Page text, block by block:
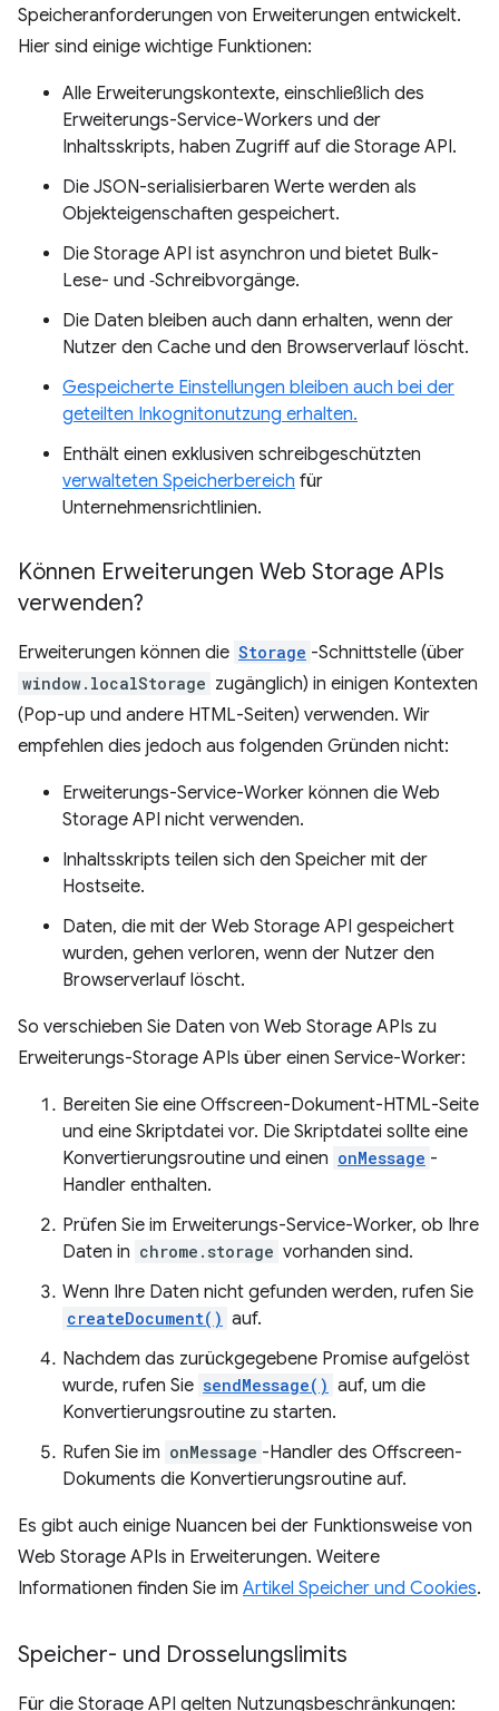
Speicheranforderungen von Erweiterungen entwickelt.
Hier sind einige wichtige Funktionen:
Alle Erweiterungskontexte, einschließlich des
Erweiterungs-Service-Workers und der
Inhaltsskripts, haben Zugriff auf die Storage API.
Die JSON-serialisierbaren Werte werden als
Objekteigenschaften gespeichert.
Die Storage API ist asynchron und bietet Bulk-
Lese- und ‑Schreibvorgänge.
Die Daten bleiben auch dann erhalten, wenn der
Nutzer den Cache und den Browserverlauf löscht.
Gespeicherte Einstellungen bleiben auch bei der
geteilten Inkognitonutzung erhalten.
Enthält einen exklusiven schreibgeschützten
verwalteten Speicherbereich für
Unternehmensrichtlinien.
Können Erweiterungen Web Storage APIs
verwenden?
Erweiterungen können die Storage -Schnittstelle (über
window.localStorage zugänglich) in einigen Kontexten
(Pop-up und andere HTML-Seiten) verwenden. Wir
empfehlen dies jedoch aus folgenden Gründen nicht:
Erweiterungs-Service-Worker können die Web
Storage API nicht verwenden.
Inhaltsskripts teilen sich den Speicher mit der
Hostseite.
Daten, die mit der Web Storage API gespeichert
wurden, gehen verloren, wenn der Nutzer den
Browserverlauf löscht.
So verschieben Sie Daten von Web Storage APIs zu
Erweiterungs-Storage APIs über einen Service-Worker:
Bereiten Sie eine Offscreen-Dokument-HTML-Seite
und eine Skriptdatei vor. Die Skriptdatei sollte eine
Konvertierungsroutine und einen onMessage -
Handler enthalten.
Prüfen Sie im Erweiterungs-Service-Worker, ob Ihre
Daten in chrome.storage vorhanden sind.
Wenn Ihre Daten nicht gefunden werden, rufen Sie
createDocument() auf.
Nachdem das zurückgegebene Promise aufgelöst
wurde, rufen Sie sendMessage() auf, um die
Konvertierungsroutine zu starten.
Rufen Sie im onMessage -Handler des Offscreen-
Dokuments die Konvertierungsroutine auf.
Es gibt auch einige Nuancen bei der Funktionsweise von
Web Storage APIs in Erweiterungen. Weitere
Informationen finden Sie im Artikel Speicher und Cookies.
Speicher- und Drosselungslimits
Für die Storage API gelten Nutzungsbeschränkungen: